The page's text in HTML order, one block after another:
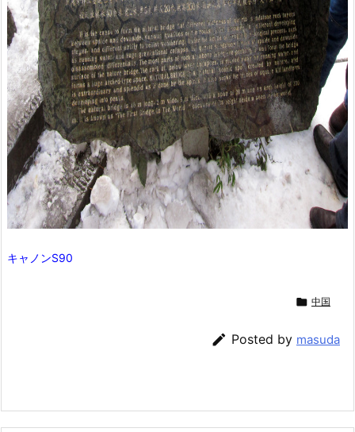
キャノンS90
 中国
 Posted by masuda